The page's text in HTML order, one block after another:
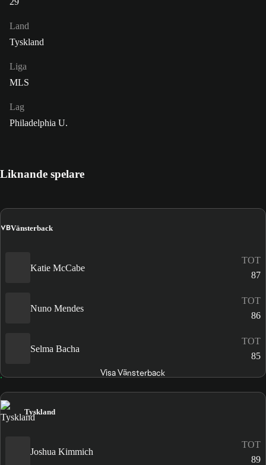
Land
Tyskland
Liga
MLS
Lag
Philadelphia U.
Liknande spelare
VBVänsterback
Katie McCabe
TOT
87
Nuno Mendes
TOT
86
Selma Bacha
TOT
85
Visa Vänsterback
Tyskland
Joshua Kimmich
TOT
89